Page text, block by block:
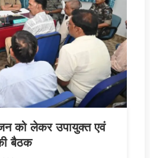
को लेकर उपायुक्त एवं
बैठक